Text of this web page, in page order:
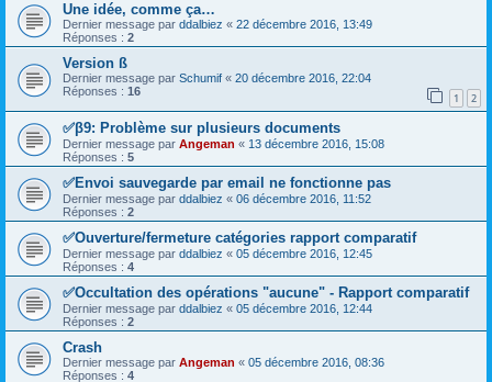
Une idée, comme ça…
Dernier message par ddalbiez « 22 décembre 2016, 13:49
Réponses : 2
Version ß
Dernier message par Schumif « 20 décembre 2016, 22:04
Réponses : 16 1 2
✅β9: Problème sur plusieurs documents
Dernier message par Angeman « 13 décembre 2016, 15:08
Réponses : 5
✅Envoi sauvegarde par email ne fonctionne pas
Dernier message par ddalbiez « 06 décembre 2016, 11:52
Réponses : 2
✅Ouverture/fermeture catégories rapport comparatif
Dernier message par ddalbiez « 05 décembre 2016, 12:45
Réponses : 4
✅Occultation des opérations "aucune" - Rapport comparatif
Dernier message par ddalbiez « 05 décembre 2016, 12:44
Réponses : 2
Crash
Dernier message par Angeman « 05 décembre 2016, 08:36
Réponses : 4